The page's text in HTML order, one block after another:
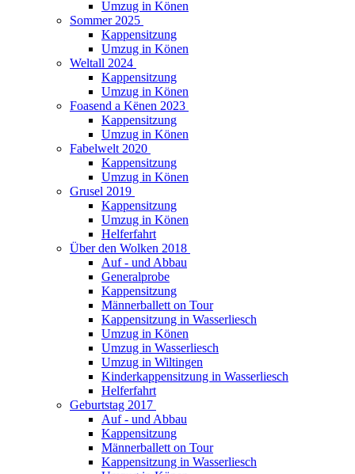
Umzug in Könen
Sommer 2025
Kappensitzung
Umzug in Könen
Weltall 2024
Kappensitzung
Umzug in Könen
Foasend a Kënen 2023
Kappensitzung
Umzug in Könen
Fabelwelt 2020
Kappensitzung
Umzug in Könen
Grusel 2019
Kappensitzung
Umzug in Könen
Helferfahrt
Über den Wolken 2018
Auf - und Abbau
Generalprobe
Kappensitzung
Männerballett on Tour
Kappensitzung in Wasserliesch
Umzug in Könen
Umzug in Wasserliesch
Umzug in Wiltingen
Kinderkappensitzung in Wasserliesch
Helferfahrt
Geburtstag 2017
Auf - und Abbau
Kappensitzung
Männerballett on Tour
Kappensitzung in Wasserliesch